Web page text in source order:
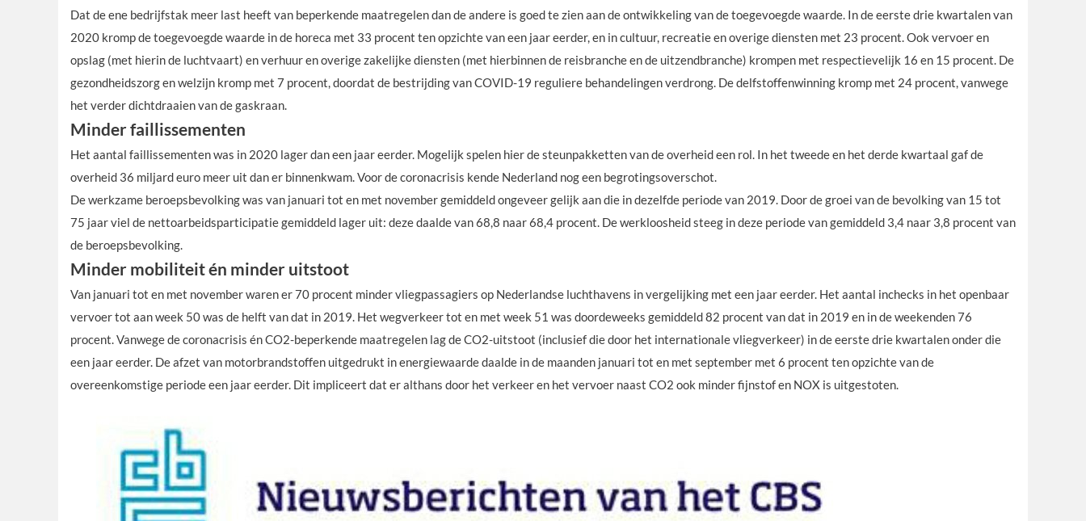
Dat de ene bedrijfstak meer last heeft van beperkende maatregelen dan de andere is goed te zien aan de ontwikkeling van de toegevoegde waarde. In de eerste drie kwartalen van
2020 kromp de toegevoegde waarde in de horeca met 33 procent ten opzichte van een jaar eerder, en in cultuur, recreatie en overige diensten met 23 procent. Ook vervoer en
opslag (met hierin de luchtvaart) en verhuur en overige zakelijke diensten (met hierbinnen de reisbranche en de uitzendbranche) krompen met respectievelijk 16 en 15 procent. De
gezondheidszorg en welzijn kromp met 7 procent, doordat de bestrijding van COVID-19 reguliere behandelingen verdrong. De delfstoffenwinning kromp met 24 procent, vanwege
het verder dichtdraaien van de gaskraan.
Minder faillissementen
Het aantal faillissementen was in 2020 lager dan een jaar eerder. Mogelijk spelen hier de steunpakketten van de overheid een rol. In het tweede en het derde kwartaal gaf de
overheid 36 miljard euro meer uit dan er binnenkwam. Voor de coronacrisis kende Nederland nog een begrotingsoverschot.
De werkzame beroepsbevolking was van januari tot en met november gemiddeld ongeveer gelijk aan die in dezelfde periode van 2019. Door de groei van de bevolking van 15 tot
75 jaar viel de nettoarbeidsparticipatie gemiddeld lager uit: deze daalde van 68,8 naar 68,4 procent. De werkloosheid steeg in deze periode van gemiddeld 3,4 naar 3,8 procent van
de beroepsbevolking.
Minder mobiliteit én minder uitstoot
Van januari tot en met november waren er 70 procent minder vliegpassagiers op Nederlandse luchthavens in vergelijking met een jaar eerder. Het aantal inchecks in het openbaar
vervoer tot aan week 50 was de helft van dat in 2019. Het wegverkeer tot en met week 51 was doordeweeks gemiddeld 82 procent van dat in 2019 en in de weekenden 76
procent. Vanwege de coronacrisis én CO2-beperkende maatregelen lag de CO2-uitstoot (inclusief die door het internationale vliegverkeer) in de eerste drie kwartalen onder die
een jaar eerder. De afzet van motorbrandstoffen uitgedrukt in energiewaarde daalde in de maanden januari tot en met september met 6 procent ten opzichte van de
overeenkomstige periode een jaar eerder. Dit impliceert dat er althans door het verkeer en het vervoer naast CO2 ook minder fijnstof en NOX is uitgestoten.